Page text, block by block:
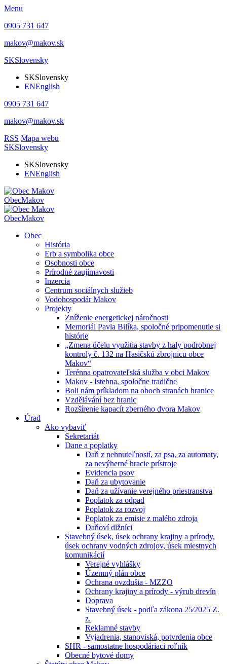
Menu
0905 731 647
makov@makov.sk
SKSlovensky
SKSlovensky
ENEnglish
0905 731 647
makov@makov.sk
RSS Mapa webu
SKSlovensky
SKSlovensky
ENEnglish
ObecMakov
ObecMakov
Obec
História
Erb a symbolika obce
Osobnosti obce
Prírodné zaujímavosti
Inzercia
Centrum sociálnych služieb
Vodohospodár Makov
Projekty
Zníženie energetickej náročnosti
Memoriál Pavla Bilíka, spoločné pripomenutie si
histórie
„Zmena účelu využitia stavby z haly podrobnej
kontroly č. 132 na Hasičskú zbrojnicu obce
Makov“
Terénna opatrovateľská služba v obci Makov
Makov - Istebna, spoločne tradične
Boli nám príkladom na oboch stranách hranice
Vzdělávání bez hranic
Rozšírenie kapacít zberného dvora Makov
Úrad
Ako vybaviť
Sekretariát
Dane a poplatky
Daň z nehnuteľností, za psa, za automaty,
za nevýherné hracie prístroje
Evidencia psov
Daň za ubytovanie
Daň za užívanie verejného priestranstva
Poplatok za odpad
Poplatok za rozvoj
Poplatok za emisie z malého zdroja
Daňoví dlžníci
Stavebný úsek, úsek ochrany krajiny a prírody,
úsek ochrany vodných zdrojov, úsek miestnych
komunikácií
Verejné vyhlášky
Územný plán obce
Ochrana ovzdušia - MZZO
Ochrany krajiny a prírody - výrub drevín
Doprava
Stavebný úsek - podľa zákona 25⁄2025 Z.
z.
Reklamné stavby
Vyjadrenia, stanoviská, potvrdenia obce
SHR - samostatne hospodáriaci roľník
Obecné bytové domy